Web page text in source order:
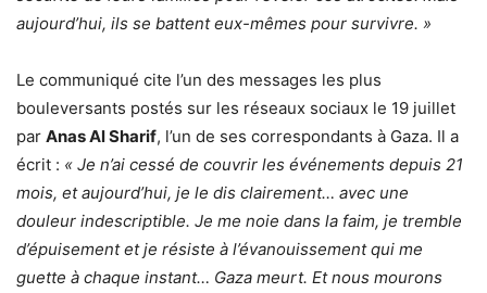
aujourd’hui, ils se battent eux-mêmes pour survivre. »
Le communiqué cite l’un des messages les plus
bouleversants postés sur les réseaux sociaux le 19 juillet
par Anas Al Sharif, l’un de ses correspondants à Gaza. Il a
écrit : « Je n’ai cessé de couvrir les événements depuis 21
mois, et aujourd’hui, je le dis clairement… avec une
douleur indescriptible. Je me noie dans la faim, je tremble
d’épuisement et je résiste à l’évanouissement qui me
guette à chaque instant… Gaza meurt. Et nous mourons